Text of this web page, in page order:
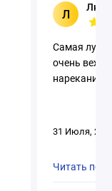
Л
Самая
очень
нареканий.
31 Июля,
Читать